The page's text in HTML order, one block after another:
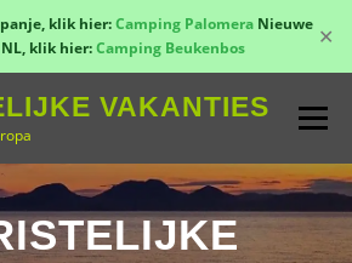
klik hier:Camping Palomera Nieuwe
klik hier:Camping Beukenbos ✕
VAKANTIES Menu
LANDEN CONTACT